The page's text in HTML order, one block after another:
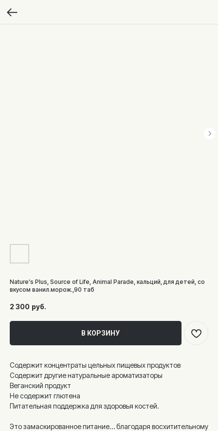
Nature's Plus, Source of Life, Animal Parade, кальций, для детей, со
вкусом ванил.морож.,90 таб
2 300 руб.
В КОРЗИНУ
Содержит концентраты цельных пищевых продуктов
Содержит другие натуральные ароматизаторы
Веганский продукт
Не содержит глютена
Питательная поддержка для здоровья костей.
Это замаскированное питание… благодаря восхитительному